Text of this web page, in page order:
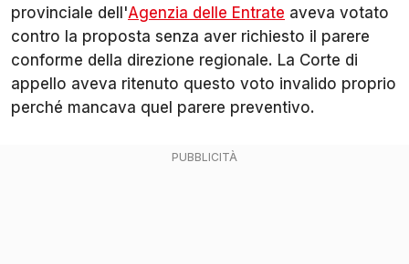
provinciale dell'Agenzia delle Entrate aveva votato
contro la proposta senza aver richiesto il parere
conforme della direzione regionale. La Corte di
appello aveva ritenuto questo voto invalido proprio
perché mancava quel parere preventivo.